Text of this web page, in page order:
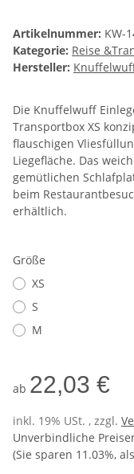
Artikelnummer: KW-
Kategorie: Reise
Hersteller:
Die Knuffelwuff
Transportbox XS
flauschigen
Liegefläche. Das
gemütlichen
beim
erhältlich.
Größe
XS
S
M
ab 22,03 €
inkl. 19% USt. , zzgl.
Unverbindliche
(Sie sparen 11.03%,